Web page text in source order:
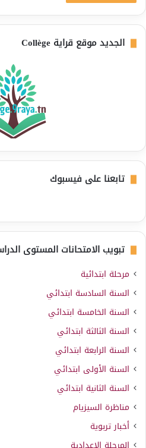
الجديد موقع قراية Collège
تابعنا على فيسبوك
تبويب الامتحانات المستوى
مرحلة ابتدائية
السنة السادسة ابتدائي
السنة الخامسة ابتدائي
السنة الثالثة ابتدائي
السنة الرابعة ابتدائي
السنة الأولى ابتدائي
السنة الثانية ابتدائي
مناظرة السيزيام
أخبار تربوية